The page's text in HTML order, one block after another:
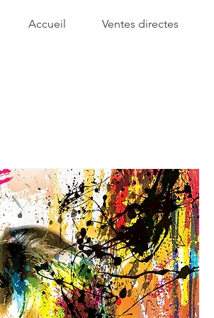
Accueil Ventes directes